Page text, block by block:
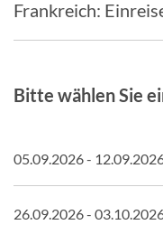
Frankreich:
Bitte wählen Sie
05.09.2026 -
26.09.2026 -